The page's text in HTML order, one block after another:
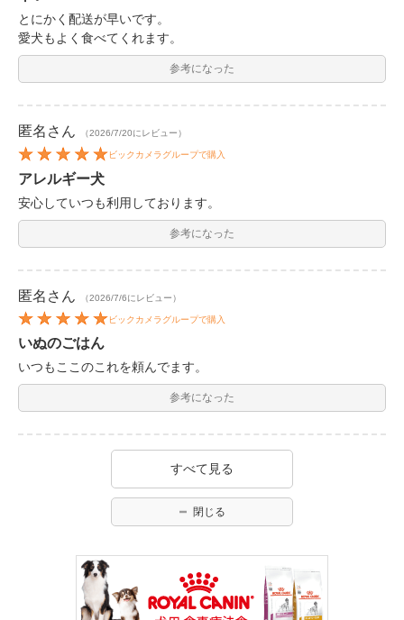
とにかく配送が早いです。
愛犬もよく食べてくれます。
参考になった
匿名 さん （2026/7/20にレビュー）
ビックカメラグループで購入
アレルギー犬
安心していつも利用しております。
参考になった
匿名 さん （2026/7/6にレビュー）
ビックカメラグループで購入
いぬのごはん
いつもここのこれを頼んでます。
参考になった
すべて見る
閉じる